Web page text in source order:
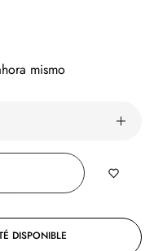
mismo
DISPONIBLE